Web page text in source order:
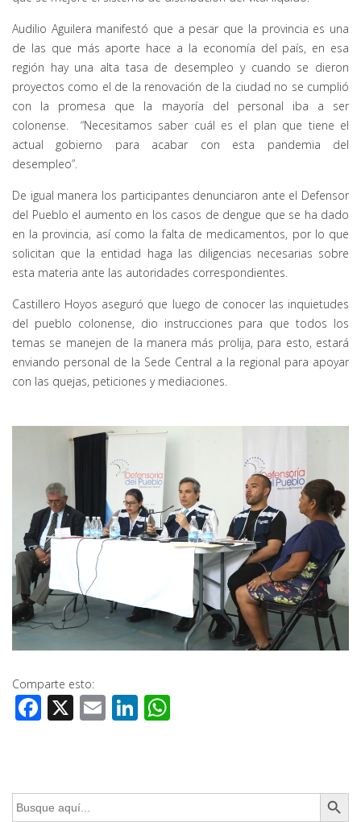
Audilio Aguilera manifestó que a pesar que la provincia es una
de las que más aporte hace a la economía del país, en esa
región hay una alta tasa de desempleo y cuando se dieron
proyectos como el de la renovación de la ciudad no se cumplió
con la promesa que la mayoría del personal iba a ser
colonense. “Necesitamos saber cuál es el plan que tiene el
actual gobierno para acabar con esta pandemia del
desempleo”.
De igual manera los participantes denunciaron ante el Defensor
del Pueblo el aumento en los casos de dengue que se ha dado
en la provincia, así como la falta de medicamentos, por lo que
solicitan que la entidad haga las diligencias necesarias sobre
esta materia ante las autoridades correspondientes.
Castillero Hoyos aseguró que luego de conocer las inquietudes
del pueblo colonense, dio instrucciones para que todos los
temas se manejen de la manera más prolija, para esto, estará
enviando personal de la Sede Central a la regional para apoyar
con las quejas, peticiones y mediaciones.
Comparte esto:
Facebook
X EmailLinkedIn
Buscar: Botón de